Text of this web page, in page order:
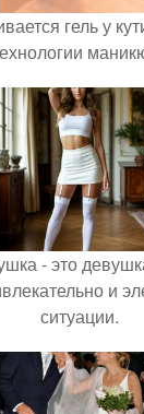
гель у
- это
и
ситуации.